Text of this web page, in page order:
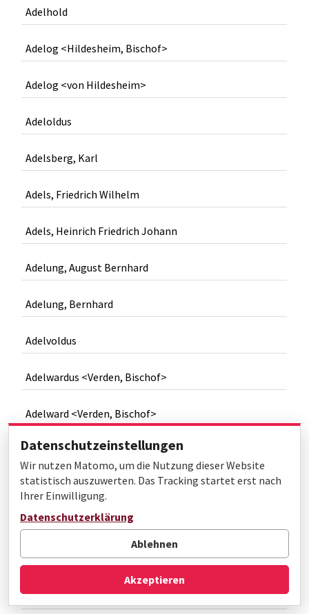
Adelhold
Adelog <Hildesheim, Bischof>
Adelog <von Hildesheim>
Adeloldus
Adelsberg, Karl
Adels, Friedrich Wilhelm
Adels, Heinrich Friedrich Johann
Adelung, August Bernhard
Adelung, Bernhard
Adelvoldus
Adelwardus <Verden, Bischof>
Adelward <Verden, Bischof>
Adena, Hugo
Aden-Bakker, Wilfriede
Aden, Detthold
Adener, Peter
Aden, Gerhard
Datenschutzeinstellungen
Wir nutzen Matomo, um die Nutzung dieser Website
statistisch auszuwerten. Das Tracking startet erst nach
Ihrer Einwilligung.
Datenschutzerklärung
Ablehnen
Akzeptieren